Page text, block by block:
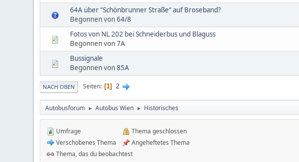
64A über “Schönbrunner Straße“ auf Broseband?
Begonnen von64/8
Fotos von NL 202 bei Schneiderbus und Blaguss
Begonnen von7A
Bussignale
Begonnen von85A
NACH OBEN Seiten 1 2
Autobusforum ► Autobus Wien ► Historisches
Umfrage
Verschobenes Thema
Thema geschlossen
Angeheftetes Thema
Thema, das du beobachtest